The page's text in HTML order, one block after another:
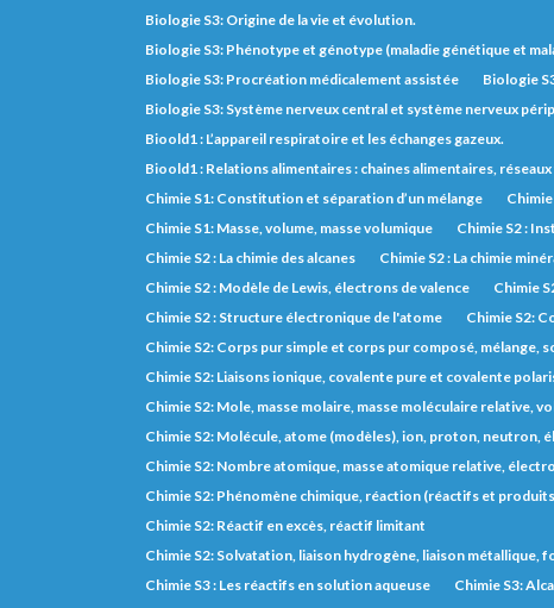
Biologie S3: Origine de la vie et évolution.
Biologie S3: Phénotype et génotype (maladie génétique et
Biologie S3: Procréation médicalement assistée
Biologie
Biologie S3: Système nerveux central et système nerveux
Bioold1 : L’appareil respiratoire et les échanges gazeux.
Bioold1 : Relations alimentaires : chaines alimentaires,
Chimie S1: Constitution et séparation d’un mélange
Chimie S1: Masse, volume, masse volumique
Chimie S2 :
Chimie S2 : La chimie des alcanes
Chimie S2 : La chimie
Chimie S2 : Modèle de Lewis, électrons de valence
Chimie
Chimie S2 : Structure électronique de l'atome
Chimie S2:
Chimie S2: Corps pur simple et corps pur composé, mélange,
Chimie S2: Liaisons ionique, covalente pure et covalente
Chimie S2: Mole, masse molaire, masse moléculaire relative,
Chimie S2: Molécule, atome (modèles), ion, proton, neutron,
Chimie S2: Nombre atomique, masse atomique relative,
Chimie S2: Phénomène chimique, réaction (réactifs et
Chimie S2: Réactif en excès, réactif limitant
Chimie S2: Solvatation, liaison hydrogène, liaison métallique,
Chimie S3 : Les réactifs en solution aqueuse
Chimie S3: